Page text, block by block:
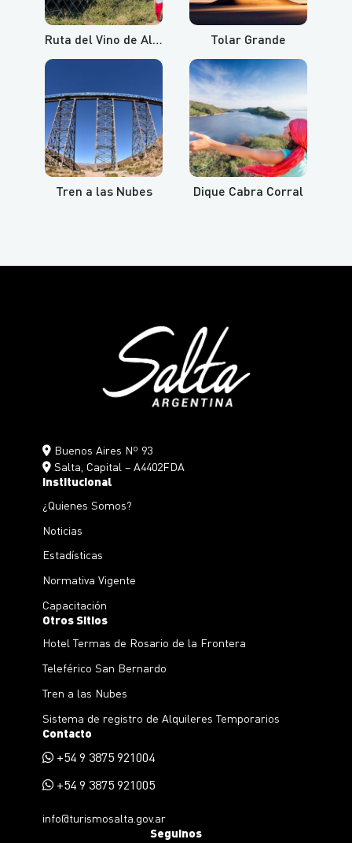
Ruta del Vino de Altura Tolar Grande
Tren a las Nubes Dique Cabra Corral
Buenos Aires Nº 93
Salta, Capital – A4402FDA
Institucional
¿Quienes Somos?
Noticias
Estadísticas
Normativa Vigente
Capacitación
Otros Sitios
Hotel Termas de Rosario de la Frontera
Teleférico San Bernardo
Tren a las Nubes
Sistema de registro de Alquileres Temporarios
Contacto
+54 9 3875 921004
+54 9 3875 921005
info@turismosalta.gov.ar
Seguinos